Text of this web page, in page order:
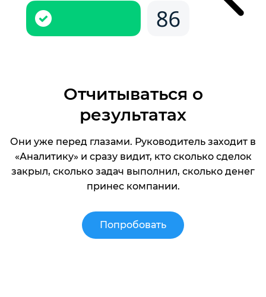
Отчитываться о
результатах
Они уже перед глазами. Руководитель заходит в
«Аналитику» и сразу видит, кто сколько сделок
закрыл, сколько задач выполнил, сколько денег
принес компании.
Попробовать